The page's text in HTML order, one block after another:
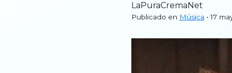
LaPuraCremaNet
Publicado en Música • 17